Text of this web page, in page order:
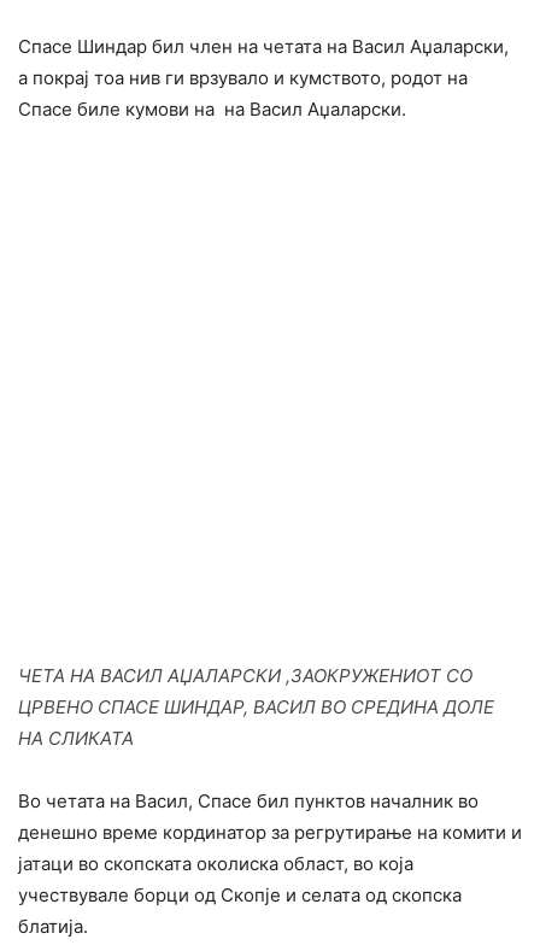
Спасе Шиндар бил член на четата на Васил Аџаларски,
а покрај тоа нив ги врзувало и кумството, родот на
Спасе биле кумови на на Васил Аџаларски.
ЧЕТА НА ВАСИЛ АЏАЛАРСКИ ,ЗАОКРУЖЕНИОТ СО
ЦРВЕНО СПАСЕ ШИНДАР, ВАСИЛ ВО СРЕДИНА ДОЛЕ
НА СЛИКАТА
Во четата на Васил, Спасе бил пунктов началник во
денешно време кординатор за регрутирање на комити и
јатаци во скопската околиска област, во која
учествувале борци од Скопје и селата од скопска
блатија.